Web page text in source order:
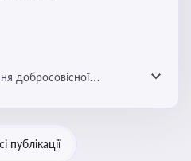
добросовісної
публікації